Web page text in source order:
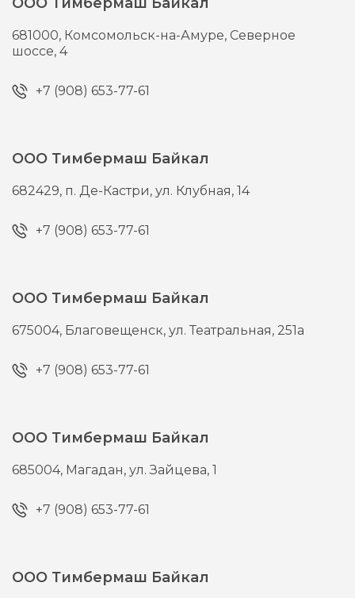
681000, Комсомольск-на-Амуре, Северное
шоссе, 4
+7 (908) 653-77-61
ООО Тимбермаш Байкал
682429, п. Де-Кастри,ул. Клубная, 14
+7 (908) 653-77-61
ООО Тимбермаш Байкал
675004, Благовещенск,ул. Театральная, 251а
+7 (908) 653-77-61
ООО Тимбермаш Байкал
685004, Магадан,ул. Зайцева, 1
+7 (908) 653-77-61
ООО Тимбермаш Байкал